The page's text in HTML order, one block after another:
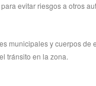
evitar riesgos a otros
municipales y cuerpos
tránsito en la zona.